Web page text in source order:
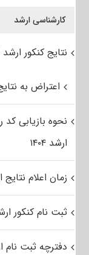
کارشناسی ارشد
نتایج کنکور ارشد ۱۴۰۳
اعتراض به نتایج
نحوه بازیابی
ارشد ۱۴۰۴
زمان اعلام نتایج
ثبت نام کنکور ارشد
دفترچه ثبت نام